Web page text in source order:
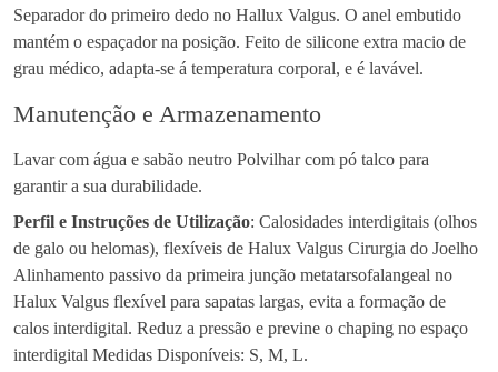
Separador do primeiro dedo no Hallux Valgus. O anel embutido
mantém o espaçador na posição. Feito de silicone extra macio de
grau médico, adapta-se á temperatura corporal, e é lavável.
Manutenção e Armazenamento
Lavar com água e sabão neutro Polvilhar com pó talco para
garantir a sua durabilidade.
Perfil e Instruções de Utilização: Calosidades interdigitais (olhos
de galo ou helomas), flexíveis de Halux Valgus Cirurgia do Joelho
Alinhamento passivo da primeira junção metatarsofalangeal no
Halux Valgus flexível para sapatas largas, evita a formação de
calos interdigital. Reduz a pressão e previne o chaping no espaço
interdigital Medidas Disponíveis: S, M, L.